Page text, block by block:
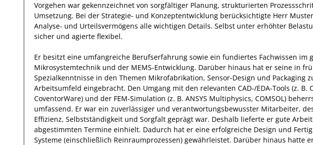
Vorgehen war gekennzeichnet von sorgfältiger Planung, strukturierten
Umsetzung. Bei der Strategie- und Konzeptentwicklung berücksichtigte Herr
Analyse- und Urteilsvermögens alle wichtigen Details. Selbst unter erhöhter
sicher und agierte flexibel.
Er besitzt eine umfangreiche Berufserfahrung sowie ein fundiertes Fachwissen im
Mikrosystemtechnik und der MEMS-Entwicklung. Darüber hinaus hat er seine in
Spezialkenntnisse in den Themen Mikrofabrikation, Sensor‑Design und Packaging
Arbeitsumfeld eingebracht. Den Umgang mit den relevanten CAD‑/EDA‑Tools (z.
CoventorWare) und der FEM‑Simulation (z. B. ANSYS Multiphysics, COMSOL)
umfassend. Er war ein zuverlässiger und verantwortungsbewusster Mitarbeiter,
Effizienz, Selbstständigkeit und Sorgfalt geprägt war. Deshalb lieferte er gute
abgestimmten Termine einhielt. Dadurch hat er eine erfolgreiche Design und
Systeme (einschließlich Reinraumprozessen) gewährleistet. Darüber hinaus hatte